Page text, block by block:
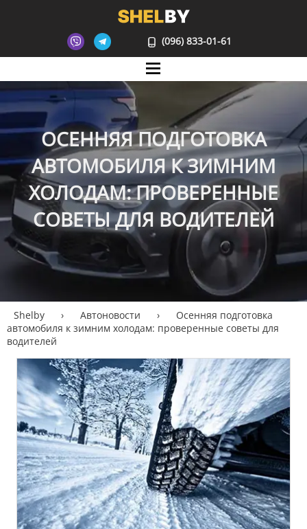
(096) 833-01-61
Mane
ОСЕННЯЯ ПОДГОТОВКА
АВТОМОБИЛЯ К ЗИМНИМ
ХОЛОДАМ: ПРОВЕРЕННЫЕ
СОВЕТЫ ДЛЯ ВОДИТЕЛЕЙ
Shelby › Автоновости ›
Осенняя подготовка
автомобиля к зимним холодам: проверенные советы для
водителей